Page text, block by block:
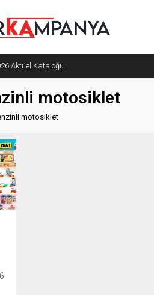
Aktüel Kataloğu
motosiklet
motosiklet